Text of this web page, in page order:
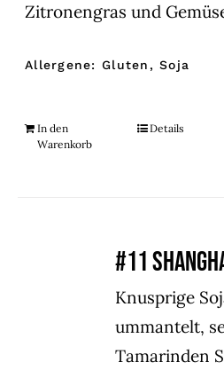
Zitronengras und
Allergene: Gluten, Soja
In den
Warenkorb
Details
#11
Knusprige
ummantelt,
Tamarinden